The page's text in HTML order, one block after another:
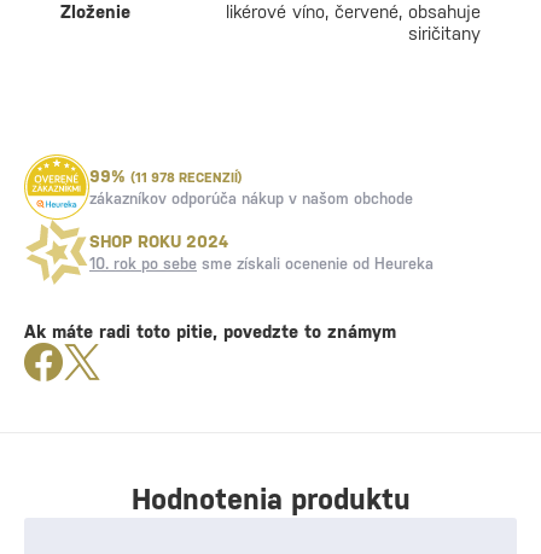
Zloženie
likérové víno, červené, obsahuje
siričitany
Hodnotenia produktu
99% (11 978 RECENZIÍ)
zákazníkov odporúča nákup v našom obchode
SHOP ROKU 2024
10. rok po sebe sme získali ocenenie od Heureka
Ak máte radi toto pitie, povedzte to známym